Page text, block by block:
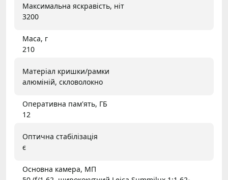
Максимальна яскравість, ніт
3200
Маса, г
210
Матеріал кришки/рамки
алюміній, скловолокно
Оперативна пам'ять, ГБ
12
Оптична стабілізація
є
Основна камера, МП